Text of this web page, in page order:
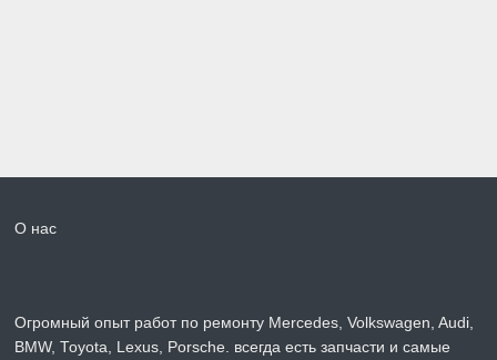
О нас
Огромный опыт работ по ремонту Mercedes, Volkswagen, Audi,
BMW, Toyota, Lexus, Porsche. всегда есть запчасти и самые